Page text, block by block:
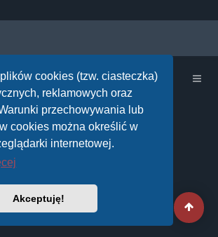
cookies (tzw. ciasteczka)
reklamowych oraz
przechowywania lub
cookies można określić w
internetowej.
Akceptuję!